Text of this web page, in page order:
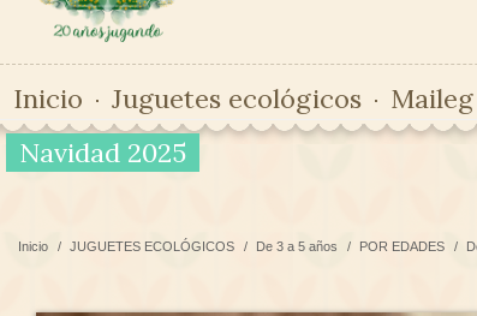
Inicio Juguetes ecológicos Maileg
Navidad 2025
Inicio / JUGUETES ECOLÓGICOS / De 3 a 5 años / POR EDADES /